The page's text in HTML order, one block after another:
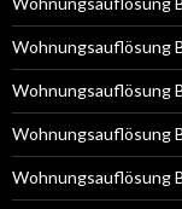
Wohnungsauflösung
Wohnungsauflösung
Wohnungsauflösung
Wohnungsauflösung